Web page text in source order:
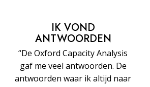
IK VOND
ANTWOORDEN
“De Oxford Capacity Analysis
gaf me veel antwoorden. De
antwoorden waar ik altijd naar